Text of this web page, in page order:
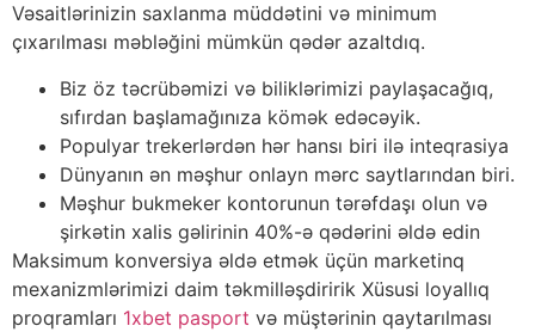
Vəsaitlərinizin saxlanma müddətini və minimum
çıxarılması məbləğini mümkün qədər azaltdıq.
Biz öz təcrübəmizi və biliklərimizi paylaşacağıq,
sıfırdan başlamağınıza kömək edəcəyik.
Populyar trekerlərdən hər hansı biri ilə inteqrasiya
Dünyanın ən məşhur onlayn mərc saytlarından biri.
Məşhur bukmeker kontorunun tərəfdaşı olun və
şirkətin xalis gəlirinin 40%-ə qədərini əldə edin
Maksimum konversiya əldə etmək üçün marketinq
mexanizmlərimizi daim təkmilləşdiririk Xüsusi loyallıq
proqramları 1xbet pasport və müştərinin qaytarılması